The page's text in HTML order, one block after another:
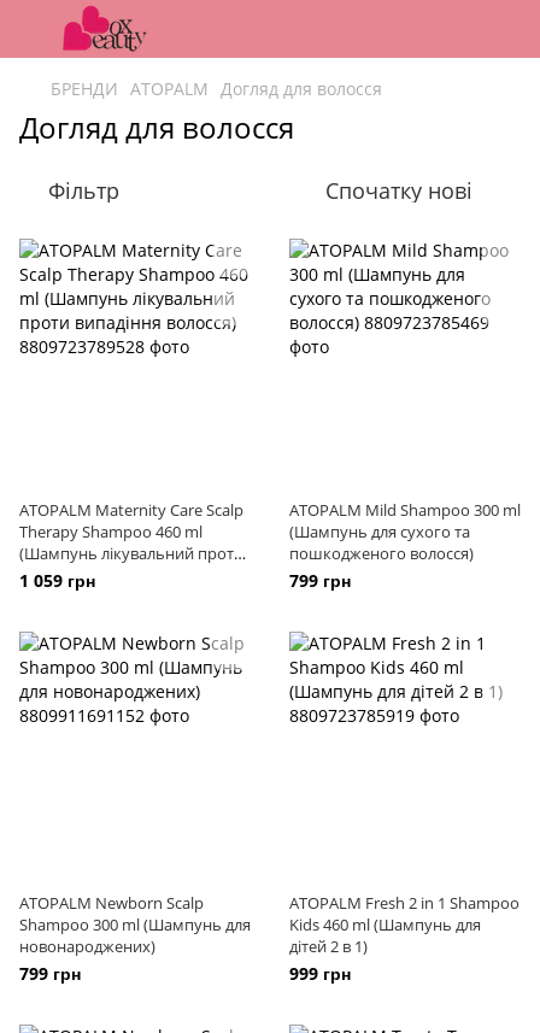
БРЕНДИ ATOPALM Догляд для волосся
Догляд для волосся
Фільтр Спочатку нові
ATOPALM Maternity Care Scalp
Therapy Shampoo 460 ml
(Шампунь лікувальний проти
випадіння волосся)
1 059 грн
ATOPALM Mild Shampoo 300 ml
(Шампунь для сухого та
пошкодженого волосся)
799 грн
ATOPALM Newborn Scalp
Shampoo 300 ml (Шампунь для
новонароджених)
799 грн
ATOPALM Fresh 2 in 1 Shampoo
Kids 460 ml (Шампунь для
дітей 2 в 1)
999 грн